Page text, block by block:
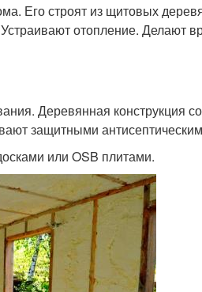
Его строят из щитовых
отопление. Делают
Деревянная конструкция
защитными
или OSB плитами.